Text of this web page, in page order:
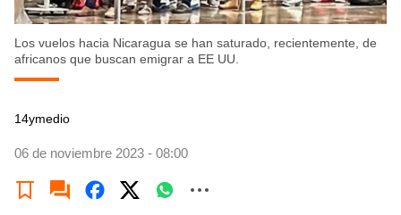
Los vuelos hacia Nicaragua se han saturado, recientemente, de
africanos que buscan emigrar a EE UU.
14ymedio
06 de noviembre 2023 - 08:00